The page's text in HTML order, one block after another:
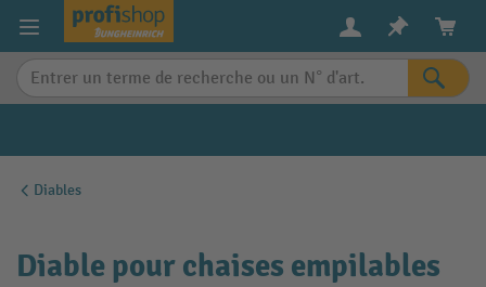
content
Diables
Diable pour chaises empilables